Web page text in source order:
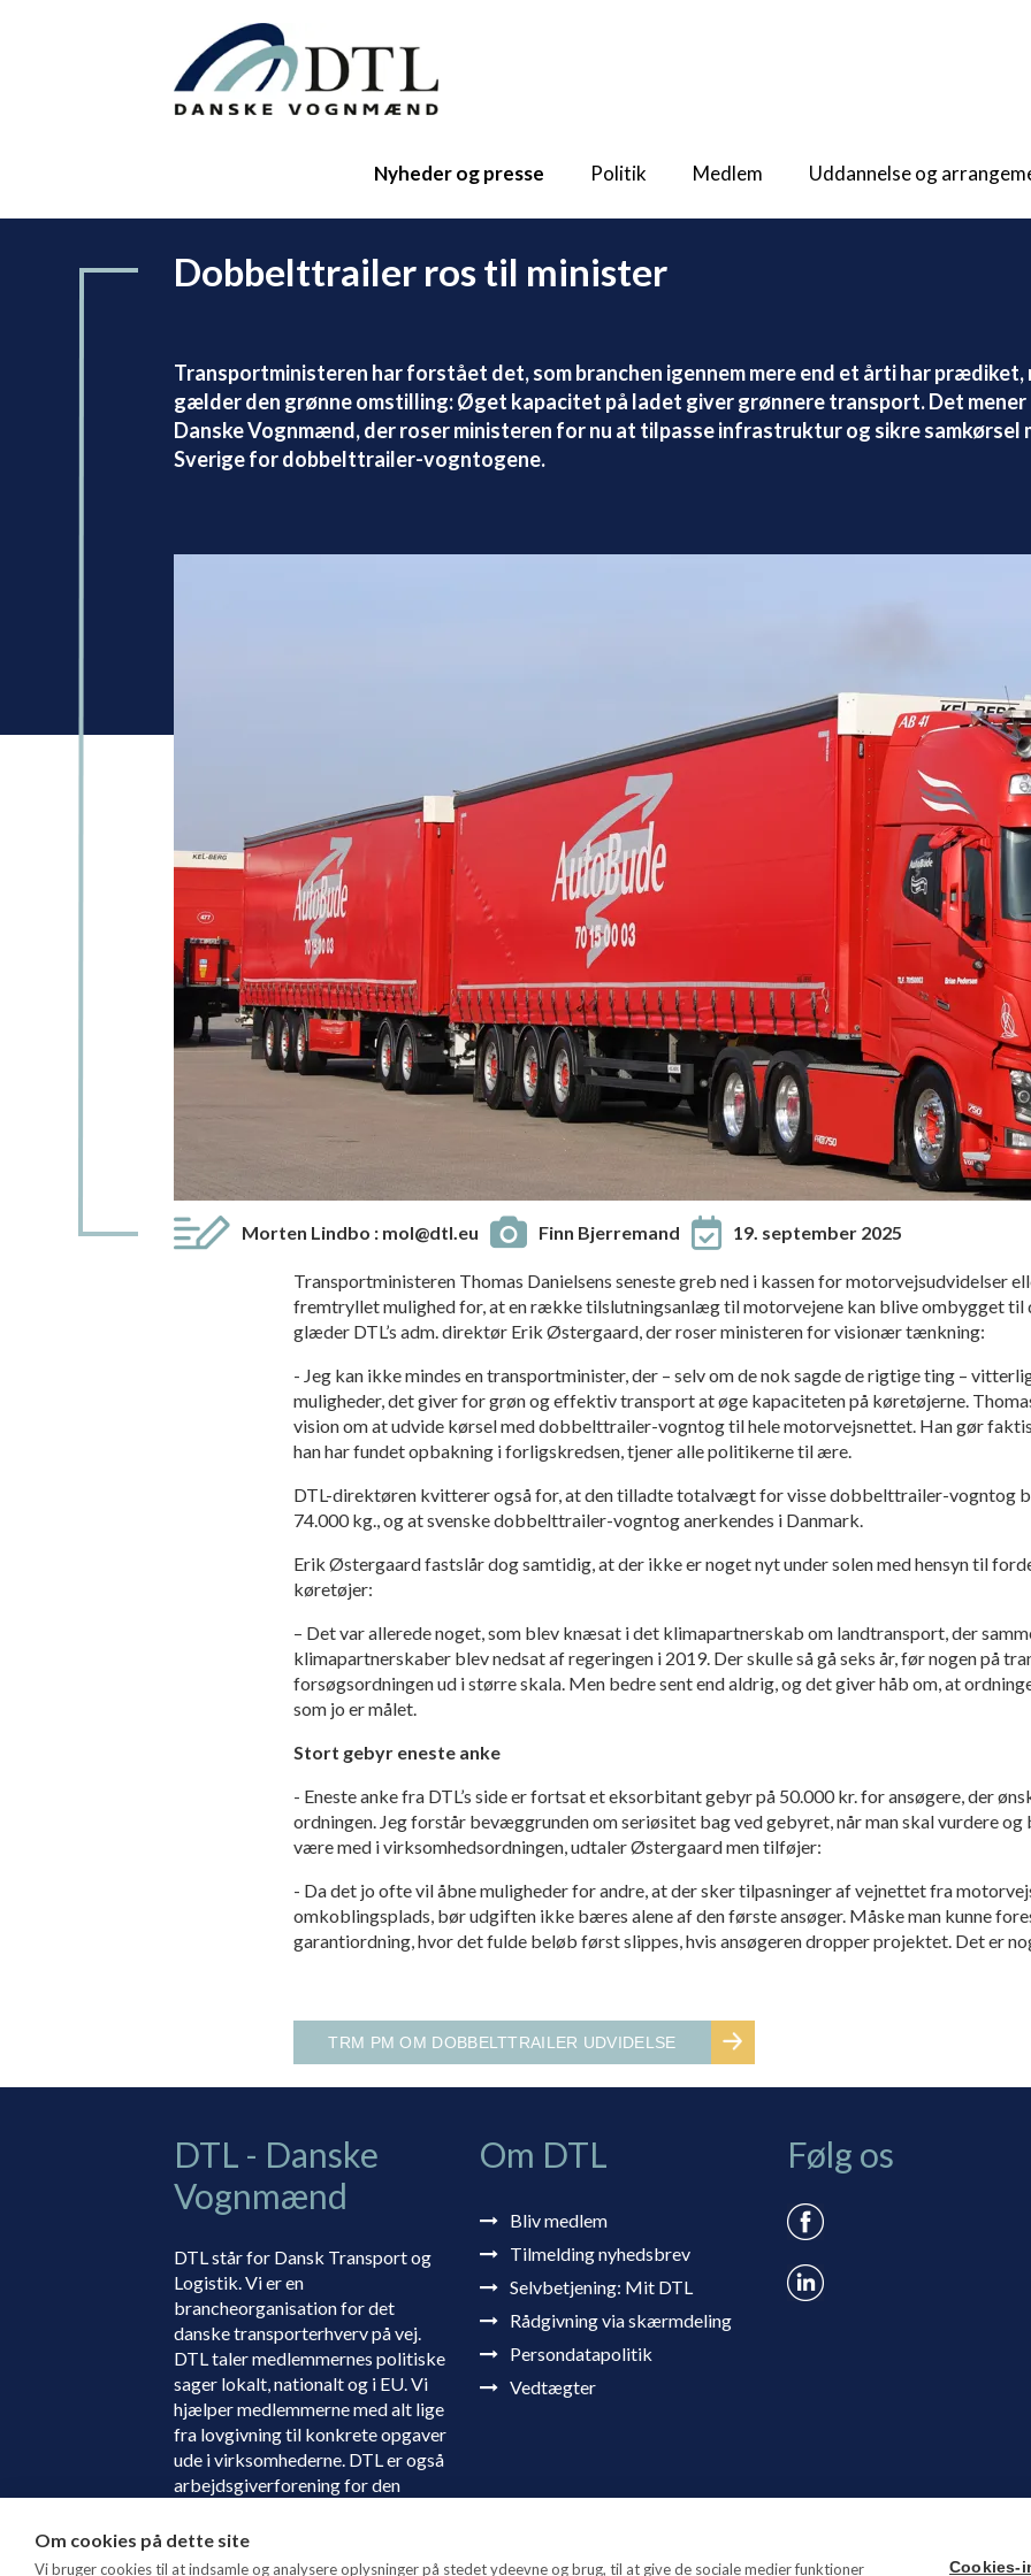
Nyheder og presse Politik Medlem Uddannelse og
Dobbelttrailer ros til minister
Transportministeren har forstået det, som branchen igennem mere end et årti har prædiket,
gælder den grønne omstilling: Øget kapacitet på ladet giver grønnere transport. Det mener
Danske Vognmænd, der roser ministeren for nu at tilpasse infrastruktur og sikre samkørsel
Sverige for dobbelttrailer-vogntogene.
Morten Lindbo : mol@dtl.eu Finn Bjerremand 19. september 2025
Transportministeren Thomas Danielsens seneste greb ned i kassen for motorvejsudvidelser
fremtryllet mulighed for, at en række tilslutningsanlæg til motorvejene kan blive ombygget
glæder DTL’s adm. direktør Erik Østergaard, der roser ministeren for visionær tænkning:
- Jeg kan ikke mindes en transportminister, der – selv om de nok sagde de rigtige ting –
muligheder, det giver for grøn og effektiv transport at øge kapaciteten på køretøjerne.
vision om at udvide kørsel med dobbelttrailer-vogntog til hele motorvejsnettet. Han gør
han har fundet opbakning i forligskredsen, tjener alle politikerne til ære.
DTL-direktøren kvitterer også for, at den tilladte totalvægt for visse dobbelttrailer-vogntog
74.000 kg., og at svenske dobbelttrailer-vogntog anerkendes i Danmark.
Erik Østergaard fastslår dog samtidig, at der ikke er noget nyt under solen med hensyn til
køretøjer:
– Det var allerede noget, som blev knæsat i det klimapartnerskab om landtransport, der
klimapartnerskaber blev nedsat af regeringen i 2019. Der skulle så gå seks år, før nogen på
forsøgsordningen ud i større skala. Men bedre sent end aldrig, og det giver håb om, at
som jo er målet.
Stort gebyr eneste anke
- Eneste anke fra DTL’s side er fortsat et eksorbitant gebyr på 50.000 kr. for ansøgere, der
ordningen. Jeg forstår bevæggrunden om seriøsitet bag ved gebyret, når man skal vurdere og
være med i virksomhedsordningen, udtaler Østergaard men tilføjer:
- Da det jo ofte vil åbne muligheder for andre, at der sker tilpasninger af vejnettet fra
omkoblingsplads, bør udgiften ikke bæres alene af den første ansøger. Måske man kunne
garantiordning, hvor det fulde beløb først slippes, hvis ansøgeren dropper projektet. Det er
TRM PM OM DOBBELTTRAILER UDVIDELSE
DTL - Danske
Vognmænd
DTL står for Dansk Transport og
Logistik. Vi er en
brancheorganisation for det
danske transporterhverv på vej.
DTL taler medlemmernes politiske
sager lokalt, nationalt og i EU. Vi
hjælper medlemmerne med alt lige
fra lovgivning til konkrete opgaver
ude i virksomhederne. DTL er også
arbejdsgiverforening for den
Om DTL
Bliv medlem
Tilmelding nyhedsbrev
Selvbetjening: Mit DTL
Rådgivning via skærmdeling
Persondatapolitik
Vedtægter
Følg os
Om cookies på dette site
Vi bruger cookies til at indsamle og analysere oplysninger på stedet ydeevne og brug, til at give de sociale medier funktioner Cookies-